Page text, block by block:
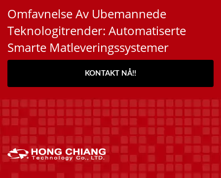
Omfavnelse Av Ubemannede
Teknologitrender: Automatiserte
Smarte Matleveringssystemer
KONTAKT NÅ!!